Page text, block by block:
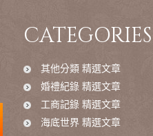
CATEGORIES
其他分類 精選文章
婚禮紀錄 精選文章
工商記錄 精選文章
海底世界 精選文章